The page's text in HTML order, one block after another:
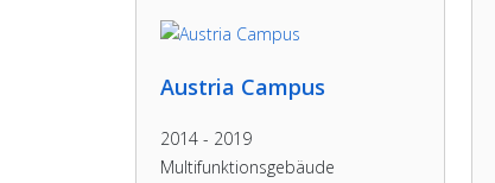
Austria Campus
2014 - 2019
Multifunktionsgebäude